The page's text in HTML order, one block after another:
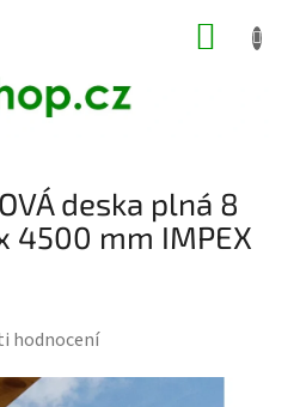
deska plná 8
4500 mm IMPEX
hodnocení